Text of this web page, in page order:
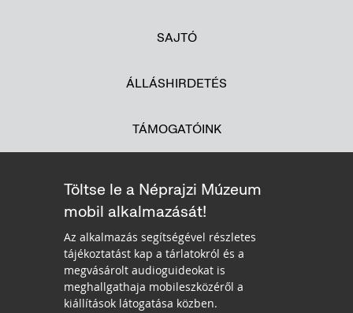
SAJTÓ
ÁLLÁSHIRDETÉS
TÁMOGATÓINK
Töltse le a Néprajzi Múzeum
mobil alkalmazását!
Az alkalmazás segítségével részletes
tájékoztatást kap a tárlatokról és a
megvásárolt audioguideokat is
meghallgathaja mobileszközéről a
kiállítások látogatása közben.